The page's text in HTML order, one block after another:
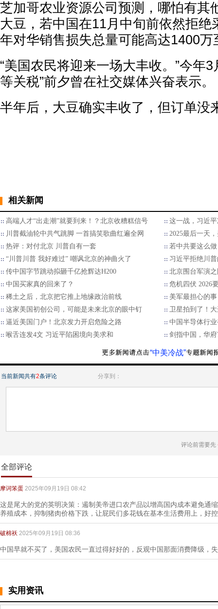
芝加哥农业资源公司预测，哪怕有其
大豆，若中国在11月中旬前依然拒绝
年对华销售损失总量可能高达1400万
“美国农民将迎来一场大丰收。”今年
等关税”前夕曾在社交媒体兴奋表示。
半年后，大豆确实丰收了，但订单没
相关新闻
高端人才“出走潮”就要到来！？北京收糟糕信号
这一战，习近
川普截油轮中共气跳脚 一首搞笑歌曲红遍全网
2025最后一天
热评：对付北京 川普自有一套
若中共要这么
“川普川普 我好难过” 嘲讽北京的神曲火了
习近平拒绝川普
传中国字节跳动拟砸千亿抢辉达H200
北京围台军演
中国买家真的回来了？
危机四伏 2026
稀土之后，北京把它推上地缘政治前线
美军最担心的
这家美国初创公司，可能是未来北京的眼中钉
卫星拍到了！
逼近美国门户！北京发力开启危险之路
中国半导体行
喉舌连发4文 习近平陷困境向美求和
剑指中国，华
“中美冷战”
当前新闻共有2条评论 分享到：
评论前需要先
全部评论
摩诃笨蛋 2025年09月19日 08:42
这是尾大的党的英明决策：遏制美帝进口农产品以增高国内成本避免通
养殖成本，抑制猪肉价格下跌，让屁民们多花钱在基本生活费用上，好
破棉袄 2025年09月19日 08:36
中国早就不买了，美国农民一直过得好好的，反观中国那面消费降级，
实用资讯